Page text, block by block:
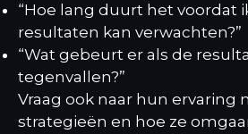
“Hoe lang duurt het voordat
resultaten kan verwachten?”
“Wat gebeurt er als de
tegenvallen?”
Vraag ook naar hun ervaring
strategieën en hoe ze